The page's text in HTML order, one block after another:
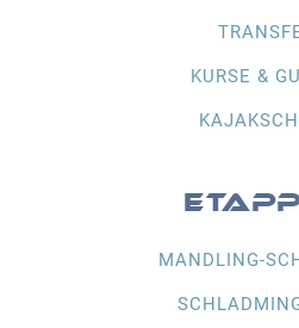
KURSE &
MANDLING-